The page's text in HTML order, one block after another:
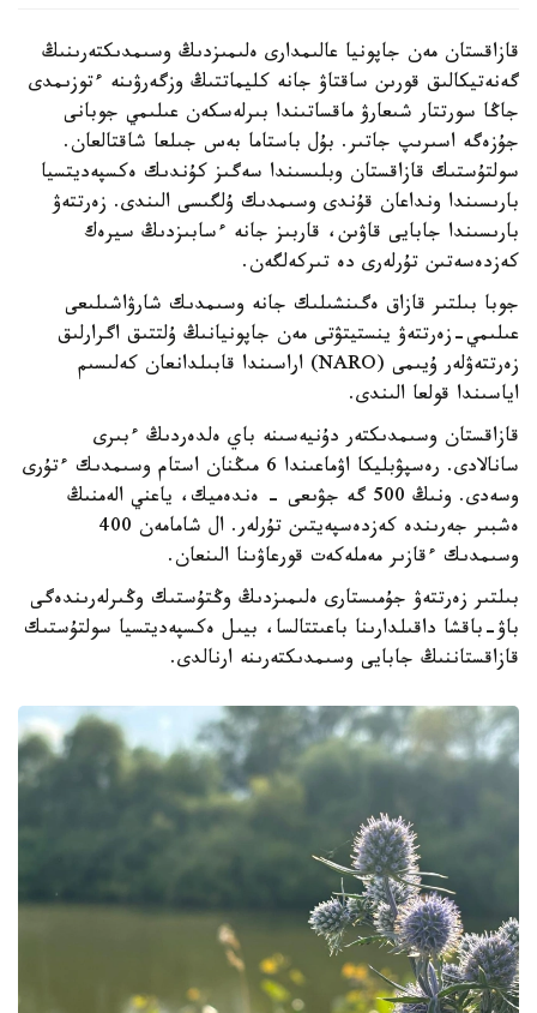
قازاقستان مەن جاپونيا عالىمدارى ەلىمىزدىڭ وسىمدىكتەرىنىڭ
گەنەتيكالىق قورىن ساقتاۋ جانە كليماتتىڭ وزگەرۋىنە ءتوزىمدى
جاڭا سورتتار شىعارۋ ماقساتىندا بىرلەسكەن عىلىمي جوبانى
جۇزەگە اسىرىپ جاتىر. بۇل باستاما بەس جىلعا شاقتالعان.
سولتۇستىك قازاقستان وبلىسىندا سەگىز كۇندىك ەكسپەديتسيا
بارىسىندا ونداعان قۇندى وسىمدىك ۇلگىسى الىندى. زەرتتەۋ
بارىسىندا جابايى قاۋىن، قاربىز جانە ءسابىزدىڭ سيرەك
كەزدەسەتىن تۇرلەرى دە تىركەلگەن.
جوبا بىلتىر قازاق ەگىنشىلىك جانە وسىمدىك شارۋاشىلىعى
عىلىمي-زەرتتەۋ ينستيتۋتى مەن جاپونيانىڭ ۇلتتىق اگرارلىق
زەرتتەۋلەر ۇيىمى (NARO) اراسىندا قابىلدانعان كەلىسىم
اياسىندا قولعا الىندى.
قازاقستان وسىمدىكتەر دۇنيەسىنە باي ەلدەردىڭ ءبىرى
سانالادى. رەسپۋبليكا اۋماعىندا 6 مىڭنان استام وسىمدىك ءتۇرى
وسەدى. ونىڭ 500 گە جۋىعى - ەندەميك، ياعني الەمنىڭ
ەشبىر جەرىندە كەزدەسپەيتىن تۇرلەر. ال شامامەن 400
وسىمدىك ءقازىر مەملەكەت قورعاۋىنا الىنعان.
بىلتىر زەرتتەۋ جۇمىستارى ەلىمىزدىڭ وڭتۇستىك وڭىرلەرىندەگى
باۋ-باقشا داقىلدارىنا باعىتتالسا، بيىل ەكسپەديتسيا سولتۇستىك
قازاقستاننىڭ جابايى وسىمدىكتەرىنە ارنالدى.